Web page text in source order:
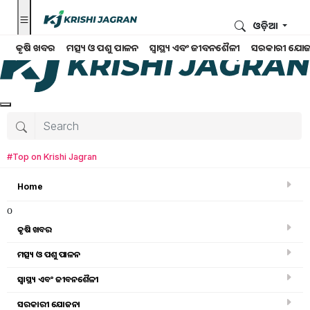
କୃଷି ଖବର ମତ୍ସ୍ୟ ଓ ପଶୁ ପାଳନ ସ୍ୱାସ୍ଥ୍ୟ ଏବଂ ଜୀବନଶୈଳୀ ସରକାରୀ
ଓଡ଼ିଆ
#Top on Krishi Jagran
Home
o
କୃଷି ଖବର
ମତ୍ସ୍ୟ ଓ ପଶୁ ପାଳନ
ସ୍ୱାସ୍ଥ୍ୟ ଏବଂ ଜୀବନଶୈଳୀ
ସରକାରୀ ଯୋଜନା
କୃଷି ଖବର